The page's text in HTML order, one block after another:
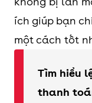
ích giúp bạn
một cách tốt
Tìm hiểu
thanh